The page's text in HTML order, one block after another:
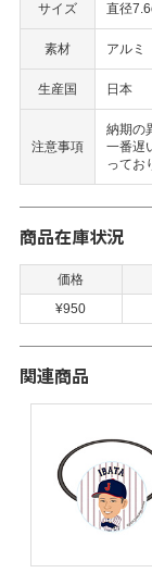
サイズ 直径
素材 アルミ
生産国 日本
注意事項
納期の
一番遅
ってお
商品在庫状況
価格
¥950
関連商品